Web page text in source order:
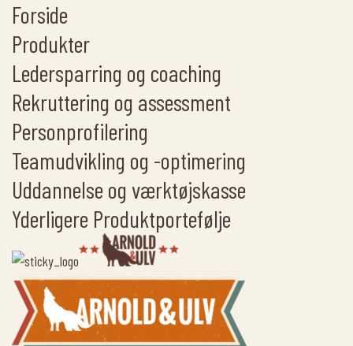
Forside
Produkter
Ledersparring og coaching
Rekruttering og assessment
Personprofilering
Teamudvikling og -optimering
Uddannelse og værktøjskasse
Yderligere Produktportefølje